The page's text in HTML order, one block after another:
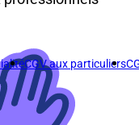
CGV aux particuliers